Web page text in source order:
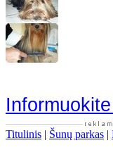
Titulinis | Šunų parkas |